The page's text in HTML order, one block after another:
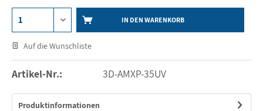
IN DEN WARENKORB
Auf die Wunschliste
Artikel-Nr.: 3D-AMXP-35UV
Produktinformationen